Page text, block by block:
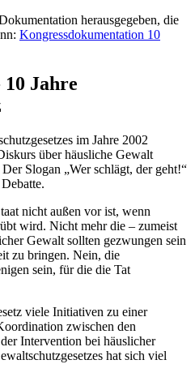
herausgegeben, die
Kongressdokumentation 10
Jahre
im Jahre 2002
über häusliche Gewalt
Slogan „Wer schlägt, der geht!“
nicht außen vor ist, wenn
wird. Nicht mehr die – zumeist
Gewalt sollten gezwungen sein
zu bringen. Nein, die
sein, für die die Tat
viele Initiativen zu einer
zwischen den
Intervention bei häuslicher
hat sich viel